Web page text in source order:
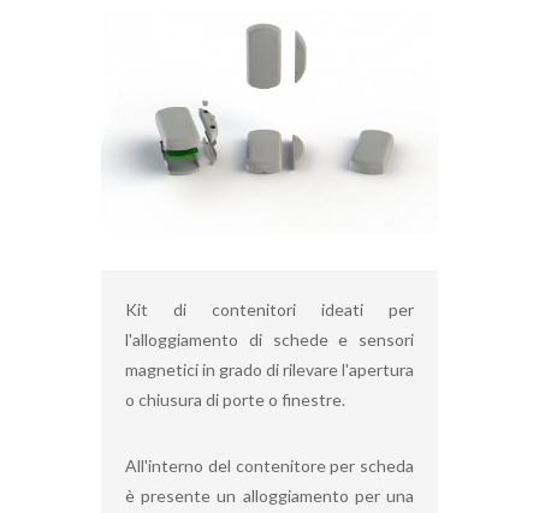
Kit di contenitori ideati per
l'alloggiamento di schede e sensori
magnetici in grado di rilevare l'apertura
o chiusura di porte o finestre.
All'interno del contenitore per scheda
è presente un alloggiamento per una